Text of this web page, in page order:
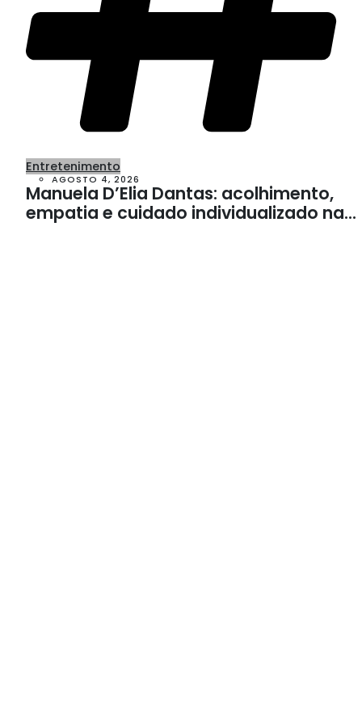
Entretenimento
AGOSTO 4, 2026
Manuela D’Elia Dantas: acolhimento,
empatia e cuidado individualizado na